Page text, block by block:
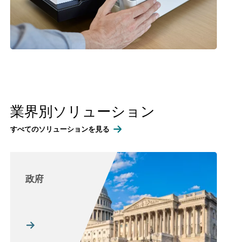
業界別ソリューション
すべてのソリューションを見る
政府